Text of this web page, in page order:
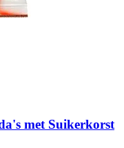
met Suikerkorst